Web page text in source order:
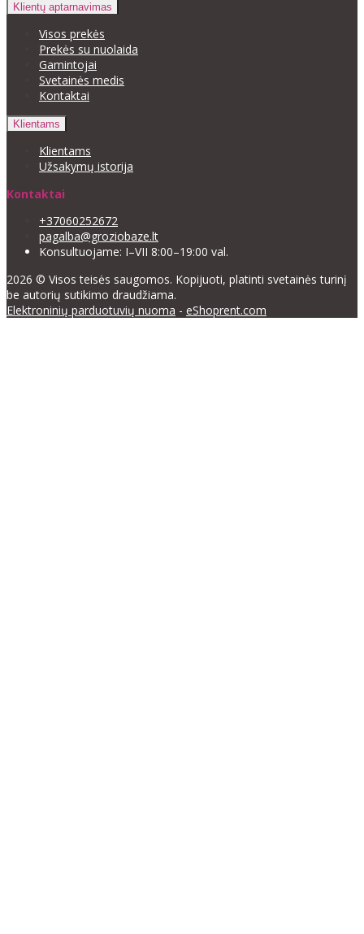
Klientų aptarnavimas
Visos prekės
Prekės su nuolaida
Gamintojai
Svetainės medis
Kontaktai
Klientams
Klientams
Užsakymų istorija
Kontaktai
+37060252672
pagalba@groziobaze.lt
Konsultuojame: I–VII 8:00–19:00 val.
2026 © Visos teisės saugomos. Kopijuoti, platinti svetainės turinį
be autorių sutikimo draudžiama.
Elektroninių parduotuvių nuoma - eShoprent.com